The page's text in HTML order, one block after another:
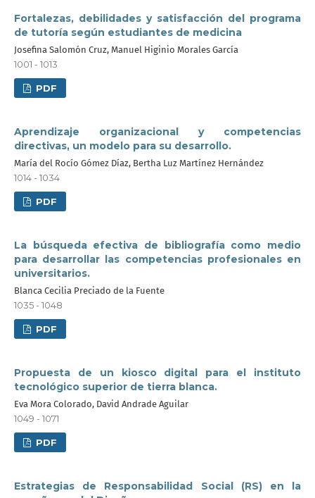
Fortalezas, debilidades y satisfacción del programa
de tutoría según estudiantes de medicina
Josefina Salomón Cruz, Manuel Higinio Morales García
1001 - 1013
PDF
Aprendizaje organizacional y competencias
directivas, un modelo para su desarrollo.
María del Rocío Gómez Díaz, Bertha Luz Martínez Hernández
1014 - 1034
PDF
La búsqueda efectiva de bibliografía como medio
para desarrollar las competencias profesionales en
universitarios.
Blanca Cecilia Preciado de la Fuente
1035 - 1048
PDF
Propuesta de un kiosco digital para el instituto
tecnológico superior de tierra blanca.
Eva Mora Colorado, David Andrade Aguilar
1049 - 1071
PDF
Estrategias de Responsabilidad Social (RS) en la